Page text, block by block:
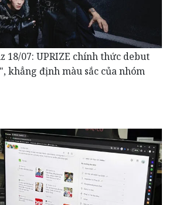
18/07: UPRIZE chính thức debut
khẳng định màu sắc của nhóm